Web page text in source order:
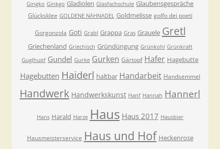
Gingko Ginkgo Gladiolen Glasfachschule Glaubensgespräche
Glücksklee GOLDENE NÄHNADEL Goldmelisse golfo dei poeti
Gorgonzola Goti Grabl Grappa Gras Grauele Gretl
Griechenland Griechisch Gründüngung Grünkohl Grünkraft
Guglhupf Gundel Gurke Gurken Gärtopf Hafer Hagebutte
Hagebutten Haiderl haltbar Handarbeit Handsemmel
Handwerk Handwerkskunst Hanf Hannah Hannerl
Hans Harald Harze Haus Haus 2017 Hausbier
Hausmeisterservice Haus und Hof Heckenrose